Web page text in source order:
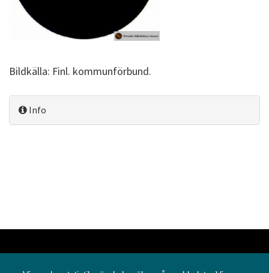
Bildkälla: Finl. kommunförbund.
Info